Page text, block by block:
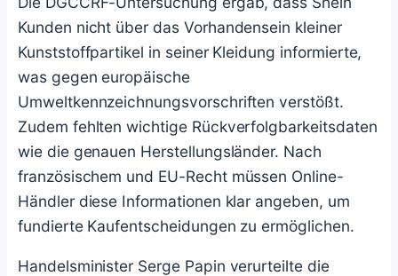
Kunden nicht über das Vorhandensein kleiner
Kunststoffpartikel in seiner Kleidung informierte,
was gegen europäische
Umweltkennzeichnungsvorschriften verstößt.
Zudem fehlten wichtige Rückverfolgbarkeitsdaten
wie die genauen Herstellungsländer. Nach
französischem und EU-Recht müssen Online-
Händler diese Informationen klar angeben, um
fundierte Kaufentscheidungen zu ermöglichen.
Handelsminister Serge Papin verurteilte die